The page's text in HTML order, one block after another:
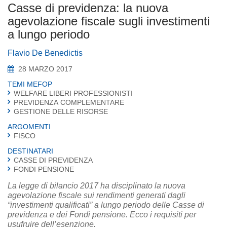
Casse di previdenza: la nuova
agevolazione fiscale sugli investimenti
a lungo periodo
Flavio De Benedictis
28 MARZO 2017
TEMI MEFOP
WELFARE LIBERI PROFESSIONISTI
PREVIDENZA COMPLEMENTARE
GESTIONE DELLE RISORSE
ARGOMENTI
FISCO
DESTINATARI
CASSE DI PREVIDENZA
FONDI PENSIONE
La legge di bilancio 2017 ha disciplinato la nuova
agevolazione fiscale sui rendimenti generati dagli
“investimenti qualificati” a lungo periodo delle Casse di
previdenza e dei Fondi pensione. Ecco i requisiti per
usufruire dell’esenzione.